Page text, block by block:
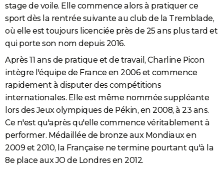
stage de voile. Elle commence alors à pratiquer ce
sport dès la rentrée suivante au club de la Tremblade,
où elle est toujours licenciée près de 25 ans plus tard et
qui porte son nom depuis 2016.
Après 11 ans de pratique et de travail, Charline Picon
intègre l'équipe de France en 2006 et commence
rapidement à disputer des compétitions
internationales. Elle est même nommée suppléante
lors des Jeux olympiques de Pékin, en 2008, à 23 ans.
Ce n'est qu'après qu'elle commence véritablement à
performer. Médaillée de bronze aux Mondiaux en
2009 et 2010, la Française ne termine pourtant qu'à la
8e place aux JO de Londres en 2012.